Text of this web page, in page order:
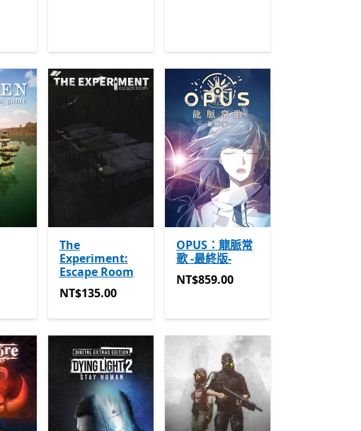
The
Experiment:
Escape Room
NT$135.00
NT$135.00
OPUS：龍脈常
歌 -最終版-
NT$859.00
NT$859.00